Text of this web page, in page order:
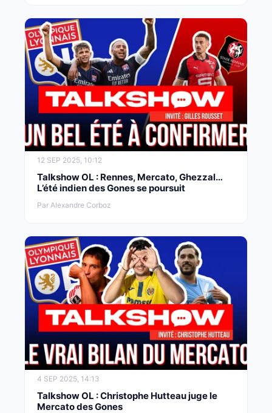
12 SEP 2025, 10:12
Talkshow OL : Rennes, Mercato, Ghezzal…
L’été indien des Gones se poursuit
Par Alexandre Corboz
4 SEP 2025, 14:13
Talkshow OL : Christophe Hutteau juge le
Mercato des Gones